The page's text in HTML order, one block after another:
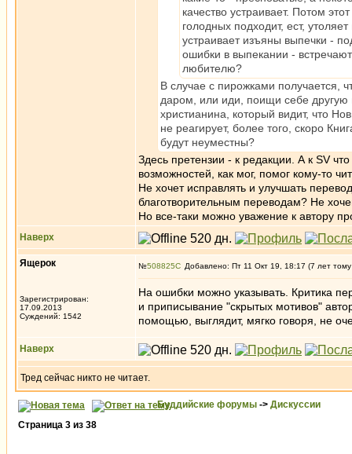
качество устраивает. Потом
голодных подходит, ест,
устраивает изъяны выпечки -
ошибки в выпекании -
любителю?
В случае с пирожками получается,
даром, или иди, поищи себе другую
христианина, который видит, что
не реагирует, более того, скоро
будут неуместны?
Здесь претензии - к редакции. А к SV
возможностей, как мог, помог кому-то
Не хочет исправлять и улучшать
благотворительным переводам? Не
Но все-таки можно уважение к автору
Наверх
Ящерок
Зарегистрирован:
17.09.2013
Суждений: 1542
№508825 Добавлено: Пт 11 Окт 19, 18:17 (7 лет
На ошибки можно указывать. Критика
и приписывание "скрытых мотивов"
помощью, выглядит, мягко говоря, не
Наверх
Тред сейчас никто не читает.
Буддийские форумы -> Дискуссии
Страница 3 из 38